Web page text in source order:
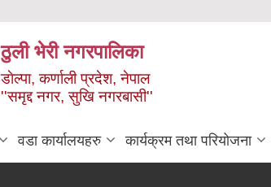
ठुली भेरी नगरपालिका
डाेल्पा, कर्णाली प्रदेश, नेपाल
''समृद्द नगर, सुखि नगरबासी''
वडा कार्यालयहरु कार्यक्रम तथा परियोजना